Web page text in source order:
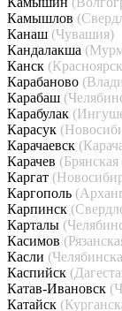
Камышлов
Канаш (Чувашия)
Кандалакша
Канск
Карабаново
Карабаш
Карабулак
Карасук
Карачаевск
Карачев (Брянская
Каргат
Каргополь
Карпинск
Карталы
Касимов
Касли
Каспийск
Катав-Ивановск
Катайск